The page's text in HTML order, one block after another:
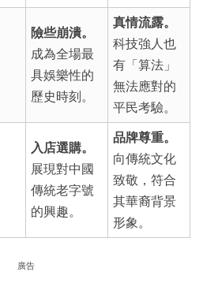
險些崩潰。
成為全場最
具娛樂性的
歷史時刻。
真情流露。
科技強人也
有「算法」
無法應對的
平民考驗。
入店選購。
展現對中國
傳統老字號
的興趣。
品牌尊重。
向傳統文化
致敬，符合
其華裔背景
形象。
廣告